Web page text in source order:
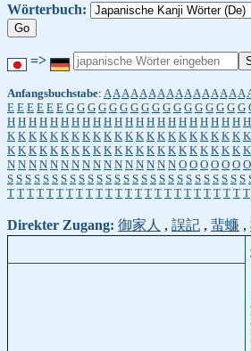
Wörterbuch:
=>
Anfangsbuchstabe: A A A A A A A A A A A A A A A A
E E E E E E G G G G G G G G G G G G G G G G G
H H H H H H H H H H H H H H H H H H H H H H H
K K K K K K K K K K K K K K K K K K K K K K K
K K K K K K K K K K K K K K K K K K K K K K K
N N N N N N N N N N N N N N N N O O O O O O O
S S S S S S S S S S S S S S S S S S S S S S S S S S S
T T T T T T T T T T T T T T T T T T T T T T T T T
Direkter Zugang: 御家人 , 誤記 , 蜚蠊 ,